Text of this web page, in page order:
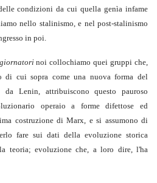
condizioni da cui quella genìa infame
nello stalinismo, e nel post-stalinismo
in poi.
noi collochiamo quei gruppi che,
di cui sopra come una nuova forma del
da Lenin, attribuiscono questo pauroso
operaio a forme difettose ed
costruzione di Marx, e si assumono di
fare sui dati della evoluzione storica
teoria; evoluzione che, a loro dire, l'ha